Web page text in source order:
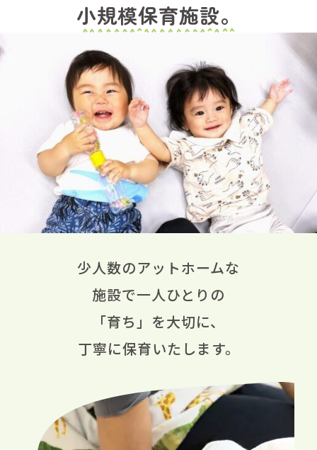
小規模保育施設。
少人数のアットホームな
施設で一人ひとりの
「育ち」を大切に、
丁寧に保育いたします。